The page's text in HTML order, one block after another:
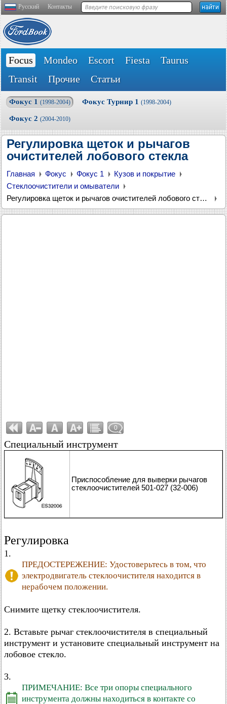
Русский Контакты
Focus Mondeo Escort Fiesta
Taurus
Transit
Прочие Статьи
Фокус 1 (1998-2004) Фокус Турнир 1 (1998-2004)
Фокус 2 (2004-2010)
Регулировка щеток и рычагов
очистителей лобового стекла
Главная Фокус Фокус 1
Кузов и покрытие
Стеклоочистители и омыватели
Регулировка щеток и рычагов очистителей лобового стекла
0
Специальный инструмент
Приспособление для выверки рычагов
стеклоочистителей 501-027 (32-006)
Регулировка
1.
ПРЕДОСТЕРЕЖЕНИЕ: Удостоверьтесь в том, что
электродвигатель стеклоочистителя находится в
нерабочем положении.
Снимите щетку стеклоочистителя.
2. Вставьте рычаг стеклоочистителя в специальный
инструмент и установите специальный инструмент на
лобовое стекло.
3.
ПРИМЕЧАНИЕ: Все три опоры специального
инструмента должны находиться в контакте со